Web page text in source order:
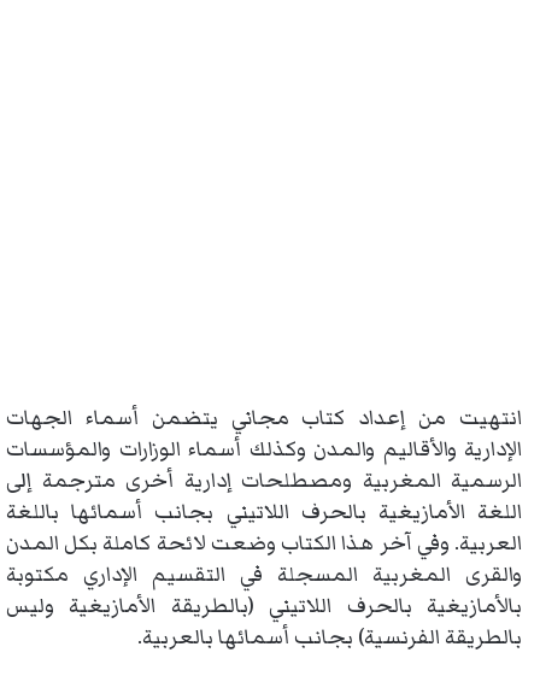
انتهيت من إعداد كتاب مجاني يتضمن أسماء الجهات
الإدارية والأقاليم والمدن وكذلك أسماء الوزارات والمؤسسات
الرسمية المغربية ومصطلحات إدارية أخرى مترجمة إلى
اللغة الأمازيغية بالحرف اللاتيني بجانب أسمائها باللغة
العربية. وفي آخر هذا الكتاب وضعت لائحة كاملة بكل المدن
والقرى المغربية المسجلة في التقسيم الإداري مكتوبة
بالأمازيغية بالحرف اللاتيني (بالطريقة الأمازيغية وليس
بالطريقة الفرنسية) بجانب أسمائها بالعربية.